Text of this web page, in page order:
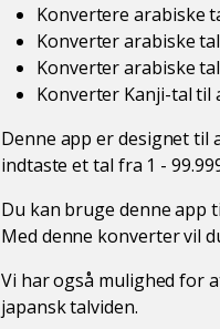
Konvertere arabiske
Konverter arabiske
Konverter arabiske
Konverter Kanji-tal til
Denne app er designet til
indtaste et tal fra 1 -
Du kan bruge denne app
Med denne konverter vil
Vi har også mulighed for
japansk talviden.